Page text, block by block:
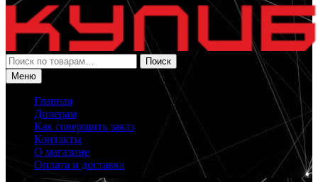
Искать:
Поиск
Меню
Главная
Дилерам
Как совершить заказ
Контакты
О магазине
Оплата и доставка